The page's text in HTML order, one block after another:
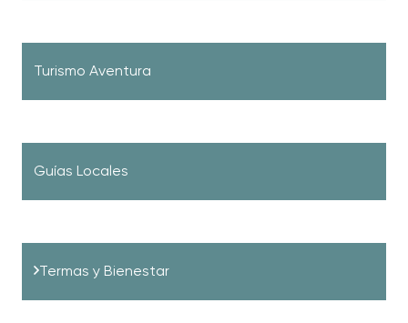
Turismo Aventura
Guías Locales
Termas y Bienestar